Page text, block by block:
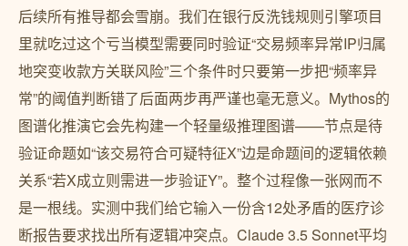
后续所有推导都会雪崩。我们在银行反洗钱规则引擎项目
里就吃过这个亏当模型需要同时验证“交易频率异常IP归属
地突变收款方关联风险”三个条件时只要第一步把“频率异
常”的阈值判断错了后面两步再严谨也毫无意义。Mythos的
图谱化推演它会先构建一个轻量级推理图谱——节点是待
验证命题如“该交易符合可疑特征X”边是命题间的逻辑依赖
关系“若X成立则需进一步验证Y”。整个过程像一张网而不
是一根线。实测中我们给它输入一份含12处矛盾的医疗诊
断报告要求找出所有逻辑冲突点。Claude 3.5 Sonnet平均